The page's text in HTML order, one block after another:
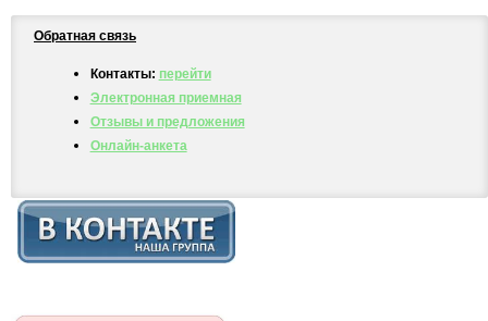
Обратная связь
Контакты: перейти
Электронная приемная
Отзывы и предложения
Онлайн-анкета